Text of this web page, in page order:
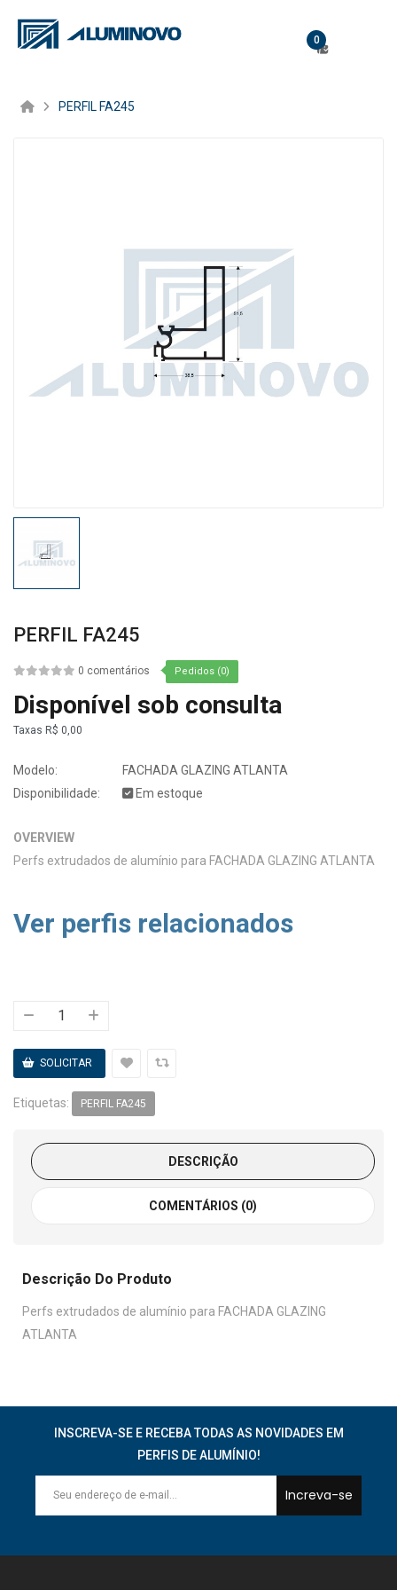
0
PERFIL FA245
PERFIL FA245
0 comentários Pedidos (0)
Disponível sob consulta
Taxas R$ 0,00
Modelo:
FACHADA GLAZING ATLANTA
Disponibilidade:
Em estoque
OVERVIEW
Perfs extrudados de alumínio para FACHADA GLAZING ATLANTA
Ver perfis relacionados
Etiquetas: PERFIL FA245
DESCRIÇÃO
COMENTÁRIOS (0)
Descrição Do Produto
Perfs extrudados de alumínio para FACHADA GLAZING
ATLANTA
INSCREVA-SE E RECEBA TODAS AS NOVIDADES EM
PERFIS DE ALUMÍNIO!
Increva-se